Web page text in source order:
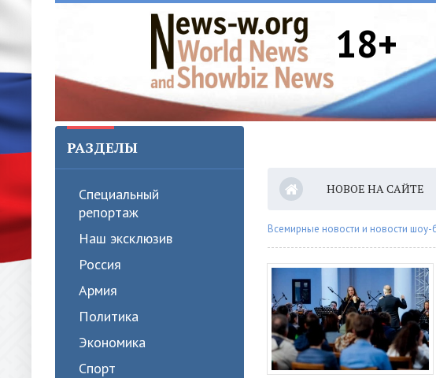
18+
РАЗДЕЛЫ
Специальный
репортаж
Наш эксклюзив
Россия
Армия
Политика
Экономика
Спорт
НОВОЕ НА САЙТЕ
Всемирные новости и новости